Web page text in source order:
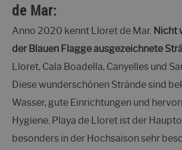
de Mar:
Anno 2020 kennt Lloret de Mar. Nicht
der Blauen Flagge ausgezeichnete
Lloret, Cala Boadella, Canyelles und
Diese wunderschönen Strände sind
Wasser, gute Einrichtungen und
Hygiene. Playa de Lloret ist der
besonders in der Hochsaison sehr